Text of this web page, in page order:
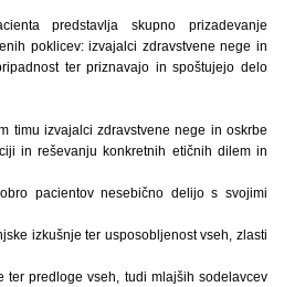
predstavlja skupno prizadevanje
poklicev: izvajalci zdravstvene nege in
ter priznavajo in spoštujejo delo
timu izvajalci zdravstvene nege in oskrbe
in reševanju konkretnih etičnih dilem in
pacientov nesebično delijo s svojimi
izkušnje ter usposobljenost vseh, zlasti
ter predloge vseh, tudi mlajših sodelavcev